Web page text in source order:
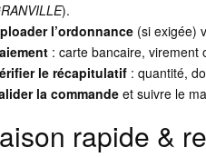
).
l’ordonnance (si exigée)
: carte bancaire, virement
le récapitulatif : quantité,
la commandeet suivre le
rapide &